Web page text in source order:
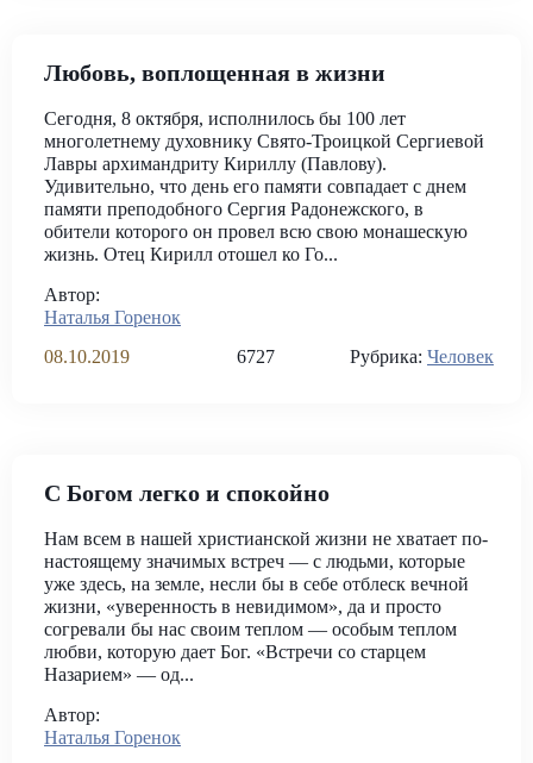
Любовь, воплощенная в жизни
Сегодня, 8 октября, исполнилось бы 100 лет
многолетнему духовнику Свято-Троицкой Сергиевой
Лавры архимандриту Кириллу (Павлову).
Удивительно, что день его памяти совпадает с днем
памяти преподобного Сергия Радонежского, в
обители которого он провел всю свою монашескую
жизнь. Отец Кирилл отошел ко Го...
Автор:
Наталья Горенок
08.10.2019
6727 Рубрика: Человек
С Богом легко и спокойно
Нам всем в нашей христианской жизни не хватает по-
настоящему значимых встреч — с людьми, которые
уже здесь, на земле, несли бы в себе отблеск вечной
жизни, «уверенность в невидимом», да и просто
согревали бы нас своим теплом — особым теплом
любви, которую дает Бог. «Встречи со старцем
Назарием» — од...
Автор:
Наталья Горенок